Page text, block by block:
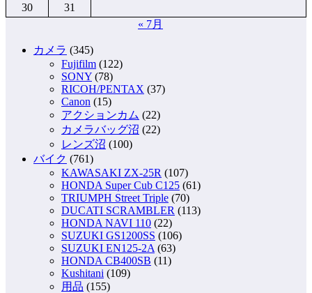
30
31
« 7月
カメラ (345)
Fujifilm (122)
SONY (78)
RICOH/PENTAX (37)
Canon (15)
アクションカム (22)
カメラバッグ沼 (22)
レンズ沼 (100)
バイク (761)
KAWASAKI ZX-25R (107)
HONDA Super Cub C125 (61)
TRIUMPH Street Triple (70)
DUCATI SCRAMBLER (113)
HONDA NAVI 110 (22)
SUZUKI GS1200SS (106)
SUZUKI EN125-2A (63)
HONDA CB400SB (11)
Kushitani (109)
用品 (155)